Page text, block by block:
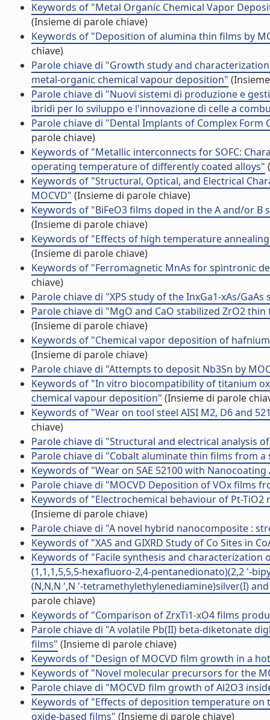
Keywords of "Metal Organic Chemical Vapor
(Insieme di parole chiave)
Keywords of "Deposition of alumina thin films by
chiave)
Parole chiave di "Growth study and
metal-organic chemical vapour deposition"
Parole chiave di "Nuovi sistemi di produzione e
ibridi per lo sviluppo e l'innovazione di celle a
Parole chiave di "Dental Implants of Complex Form
parole chiave)
Keywords of "Metallic interconnects for SOFC:
operating temperature of differently coated alloys"
Keywords of "Structural, Optical, and Electrical
MOCVD" (Insieme di parole chiave)
Keywords of "BiFeO3 films doped in the A and/or
(Insieme di parole chiave)
Keywords of "Effects of high temperature
(Insieme di parole chiave)
Keywords of "Ferromagnetic MnAs for spintronic
chiave)
Parole chiave di "XPS study of the InxGa1-xAs/
Parole chiave di "MgO and CaO stabilized ZrO2
(Insieme di parole chiave)
Keywords of "Chemical vapor deposition of
(Insieme di parole chiave)
Parole chiave di "Attempts to deposit Nb3Sn by
Keywords of "In vitro biocompatibility of titanium
chemical vapour deposition" (Insieme di parole
Keywords of "Wear on tool steel AISI M2, D6 and
chiave)
Parole chiave di "Structural and electrical analysis of
Parole chiave di "Cobalt aluminate thin films from
Keywords of "Wear on SAE 52100 with Nanocoating
Parole chiave di "MOCVD Deposition of VOx films
Keywords of "Electrochemical behaviour of Pt-
(Insieme di parole chiave)
Parole chiave di "A novel hybrid nanocomposite :
Keywords of "XAS and GIXRD Study of Co Sites in
Keywords of "Facile synthesis and
(1,1,1,5,5,5-hexafluoro-2,4-pentanedionato)(2,2 '-
(N,N,N ',N '-tetramethylethylenediamine)silver(I)
parole chiave)
Keywords of "Comparison of ZrxTi1-xO4 films
Parole chiave di "A volatile Pb(II) beta-diketonate
films" (Insieme di parole chiave)
Keywords of "Design of MOCVD film growth in a
Keywords of "Novel molecular precursors for the
Parole chiave di "MOCVD film growth of Al2O3
Keywords of "Effects of deposition temperature
oxide-based films" (Insieme di parole chiave)